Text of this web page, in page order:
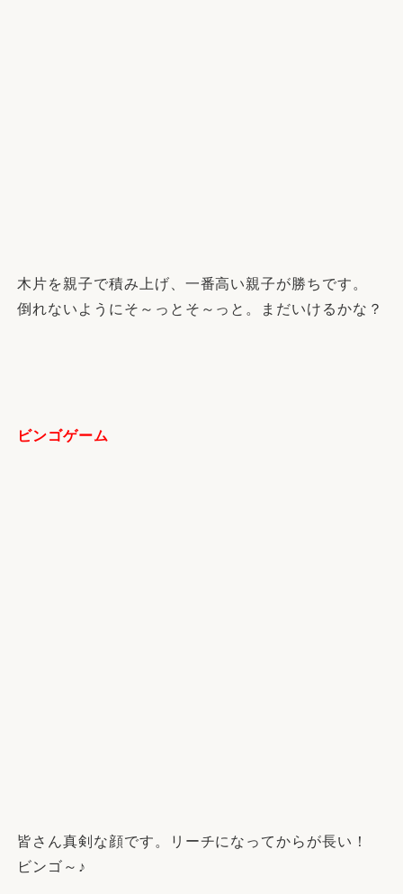
木片を親子で積み上げ、一番高い親子が勝ちです。
倒れないようにそ～っとそ～っと。まだいけるかな？
ビンゴゲーム
皆さん真剣な顔です。リーチになってからが長い！
ビンゴ～♪